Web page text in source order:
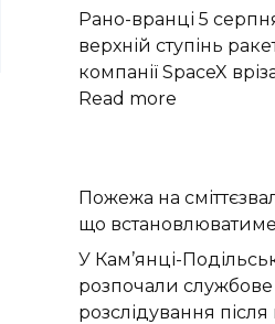
Рано-вранці 5
верхній ступінь
компанії SpaceX
Read more
утворила
новий
кратер
на
Місяці
Пожежа на
що встановлюватиме
У Кам’янці-
розпочали службове
розслідування